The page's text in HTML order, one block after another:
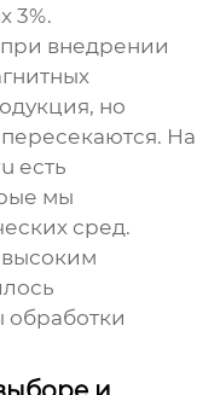
3%.
внедрении
но
На
есть
мы
сред.